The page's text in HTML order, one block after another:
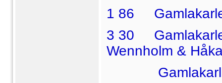
1 86
3 30
Wennholm &